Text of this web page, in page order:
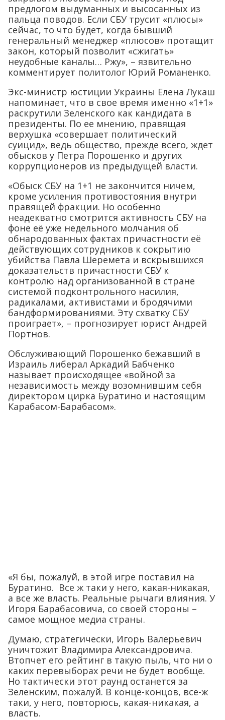
предлогом выдуманных и высосанных из
пальца поводов. Если СБУ трусит «плюсы»
сейчас, то что будет, когда бывший
генеральный менеджер «плюсов» протащит
закон, который позволит «сжигать»
неудобные каналы… Ржу», – язвительно
комментирует политолог Юрий Романенко.
Экс-министр юстиции Украины Елена Лукаш
напоминает, что в свое время именно «1+1»
раскрутили Зеленского как кандидата в
президенты. По ее мнению, правящая
верхушка «совершает политический
суицид», ведь общество, прежде всего, ждет
обысков у Петра Порошенко и других
коррупционеров из предыдущей власти.
«Обыск СБУ на 1+1 не закончится ничем,
кроме усиления противостояния внутри
правящей фракции. Но особенно
неадекватно смотрится активность СБУ на
фоне её уже недельного молчания об
обнародованных фактах причастности её
действующих сотрудников к сокрытию
убийства Павла Шеремета и вскрывшихся
доказательств причастности СБУ к
контролю над организованной в стране
системой подконтрольного насилия,
радикалами, активистами и бродячими
бандформированиями. Эту схватку СБУ
проиграет», – прогнозирует юрист Андрей
Портнов.
Обслуживающий Порошенко бежавший в
Израиль либерал Аркадий Бабченко
называет происходящее «войной за
независимость между возомнившим себя
директором цирка Буратино и настоящим
Карабасом-Барабасом».
«Я бы, пожалуй, в этой игре поставил на
Буратино. Все ж таки у него, какая-никакая,
а все же власть. Реальные рычаги влияния. У
Игоря Барабасовича, со своей стороны –
самое мощное медиа страны.
Думаю, стратегически, Игорь Валерьевич
уничтожит Владимира Александровича.
Втопчет его рейтинг в такую пыль, что ни о
каких перевыборах речи не будет вообще.
Но тактически этот раунд останется за
Зеленским, пожалуй. В конце-концов, все-ж
таки, у него, повторюсь, какая-никакая, а
власть.